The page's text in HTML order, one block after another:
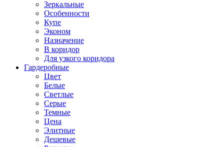
Зеркальные
Особенности
Купе
Эконом
Назначение
В коридор
Для узкого коридора
Гардеробные
Цвет
Белые
Светлые
Серые
Темные
Цена
Элитные
Дешевые